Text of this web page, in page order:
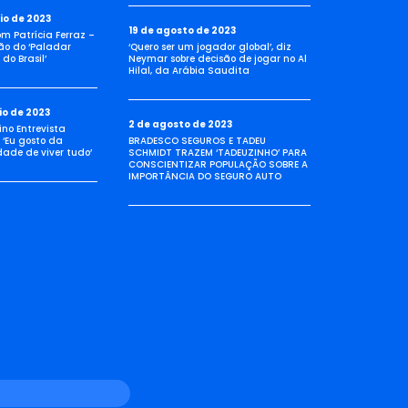
de 2023
Patrícia Ferraz –
do ‘Paladar
Brasil’
de 2023
Entrevista
gosto da
de viver tudo’
19 de agosto de 2023
‘Quero ser um jogador global’, diz
Neymar sobre decisão de jogar no Al
Hilal, da Arábia Saudita
2 de agosto de 2023
BRADESCO SEGUROS E TADEU
SCHMIDT TRAZEM ‘TADEUZINHO’ PARA
CONSCIENTIZAR POPULAÇÃO SOBRE A
IMPORTÂNCIA DO SEGURO AUTO